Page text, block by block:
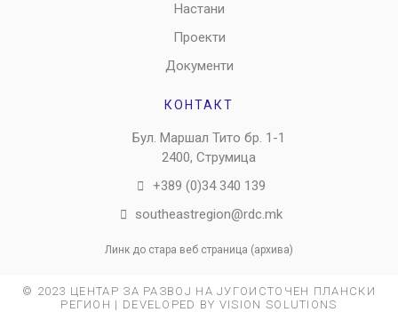
Настани
Проекти
Документи
КОНТАКТ
Бул. Маршал Тито бр. 1-1
2400, Струмица
+389 (0)34 340 139
southeastregion@rdc.mk
Линк до стара веб страница (архива)
© 2023 ЦЕНТАР ЗА РАЗВОЈ НА ЈУГОИСТОЧЕН ПЛАНСКИ
РЕГИОН | DEVELOPED BY VISION SOLUTIONS